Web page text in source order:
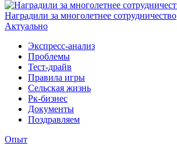
Наградили за многолетнее сотрудничество
Актуально
Экспресс-анализ
Проблемы
Тест-драйв
Правила игры
Сельская жизнь
Рк-бизнес
Документы
Поздравляем
Опыт